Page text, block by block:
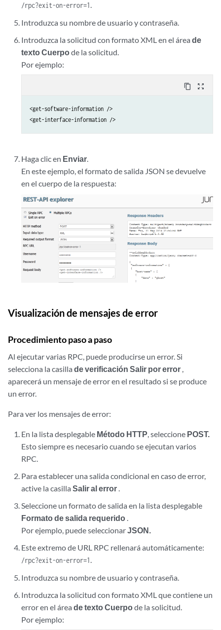
/rpc?exit-on-error=1.
Introduzca su nombre de usuario y contraseña.
Introduzca la solicitud con formato XML en el áreade
texto Cuerpode la solicitud.
Por ejemplo:
content_copy zoom_out_map
<get-software-information />
<get-interface-information />
Haga clic en Enviar
En este ejemplo, el formato de salida JSON se devuelve
en el cuerpo de la respuesta:
Visualización de mensajes de error
Procedimiento paso a paso
Al ejecutar varias RPC, puede producirse un error. Si
selecciona la casilla de verificación Salir por error ,
aparecerá un mensaje de error en el resultado si se produce
un error.
Para ver los mensajes de error:
En la lista desplegable Método HTTP, seleccione POST.
Esto siempre es necesario cuando se ejecutan varios
RPC.
Para establecer una salida condicional en caso de error,
active la casillaSalir al error .
Seleccione un formato de salida en la lista desplegable
Formato de salida requerido .
Por ejemplo, puede seleccionarJSON.
Este extremo de URL RPC rellenará automáticamente:
/rpc?exit-on-error=1.
Introduzca su nombre de usuario y contraseña.
Introduzca la solicitud con formato XML que contiene un
error en el áreade texto Cuerpode la solicitud.
Por ejemplo: